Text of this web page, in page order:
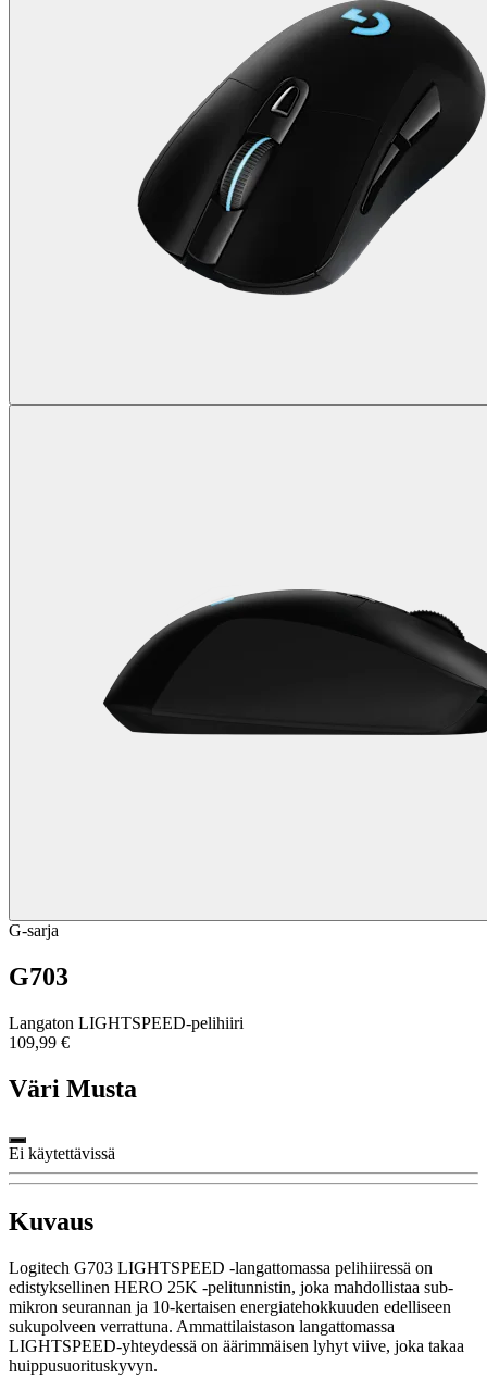
G-sarja
G703
Langaton LIGHTSPEED-pelihiiri
109,99 €
Väri Musta
Ei käytettävissä
Kuvaus
Logitech G703 LIGHTSPEED -langattomassa pelihiiressä on
edistyksellinen HERO 25K -pelitunnistin, joka mahdollistaa sub-
mikron seurannan ja 10-kertaisen energiatehokkuuden edelliseen
sukupolveen verrattuna. Ammattilaistason langattomassa
LIGHTSPEED-yhteydessä on äärimmäisen lyhyt viive, joka takaa
huippusuorituskyvyn.